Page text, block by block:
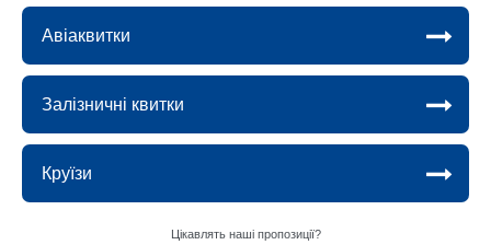
Авіаквитки
Залізничні квитки
Круїзи
Цікавлять наші пропозиції?